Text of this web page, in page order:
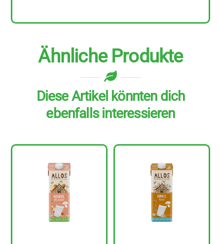
Ähnliche Produkte
Diese Artikel könnten dich
ebenfalls interessieren